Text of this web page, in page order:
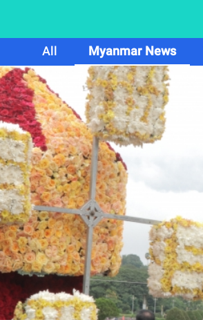
All
Myanmar News